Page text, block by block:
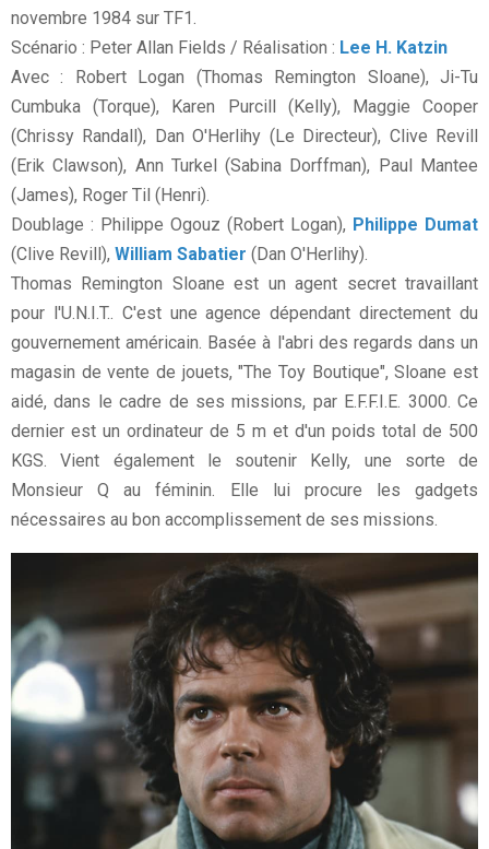
novembre 1984 sur TF1.
Scénario : Peter Allan Fields / Réalisation : Lee H. Katzin
Avec : Robert Logan (Thomas Remington Sloane), Ji-Tu
Cumbuka (Torque), Karen Purcill (Kelly), Maggie Cooper
(Chrissy Randall), Dan O'Herlihy (Le Directeur), Clive Revill
(Erik Clawson), Ann Turkel (Sabina Dorffman), Paul Mantee
(James), Roger Til (Henri).
Doublage : Philippe Ogouz (Robert Logan), Philippe Dumat
(Clive Revill), William Sabatier (Dan O'Herlihy).
Thomas Remington Sloane est un agent secret travaillant
pour l'U.N.I.T.. C'est une agence dépendant directement du
gouvernement américain. Basée à l'abri des regards dans un
magasin de vente de jouets, "The Toy Boutique", Sloane est
aidé, dans le cadre de ses missions, par E.F.F.I.E. 3000. Ce
dernier est un ordinateur de 5 m et d'un poids total de 500
KGS. Vient également le soutenir Kelly, une sorte de
Monsieur Q au féminin. Elle lui procure les gadgets
nécessaires au bon accomplissement de ses missions.